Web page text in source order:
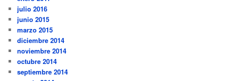
julio 2016
junio 2015
marzo 2015
diciembre 2014
noviembre 2014
octubre 2014
septiembre 2014